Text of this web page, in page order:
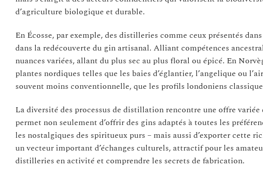
d’agriculture biologique et durable.
En Écosse, par exemple, des distilleries comme ceux présentés
dans la redécouverte du gin artisanal. Alliant compétences
nuances variées, allant du plus sec au plus floral ou épicé. En
plantes nordiques telles que les baies d’églantier, l’angelique ou
souvent moins conventionnelle, que les profils londoniens
La diversité des processus de distillation rencontre une offre
permet non seulement d’offrir des gins adaptés à toutes les
les nostalgiques des spiritueux purs – mais aussi d’exporter cette
un vecteur important d’échanges culturels, attractif pour les
distilleries en activité et comprendre les secrets de fabrication.